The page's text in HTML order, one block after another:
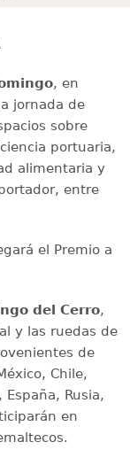
, en
jornada de
sobre
portuaria,
alimentaria y
entre
el Premio a
del Cerro,
y las ruedas de
de
Chile,
España, Rusia,
en